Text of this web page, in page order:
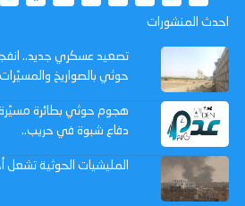
احدث المنشورات
تصعيد عسكري جديد..
حوثي بالصواريخ
هجوم حوثي بطائرة
دفاع شبوة في حريب..
المليشيات الحوثية تشعل